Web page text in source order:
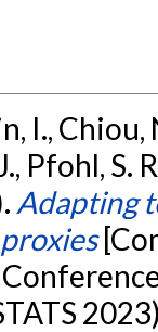
I., Chiou,
Pfohl, S.
Adapting